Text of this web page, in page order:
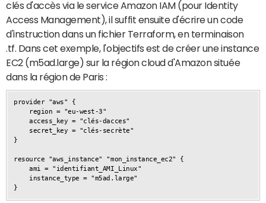
clés d'accès via le service Amazon IAM (pour Identity
Access Management), il suffit ensuite d'écrire un code
d'instruction dans un fichier Terraform, en terminaison
.tf. Dans cet exemple, l'objectifs est de créer une instance
EC2 (m5ad.large) sur la région cloud d'Amazon située
dans la région de Paris :
provider "aws" {
    access_key = "clés-dacces"
}
resource "aws_instance" "mon_instance_ec2" {
    ami = "identifiant_AMI_Linux"
}